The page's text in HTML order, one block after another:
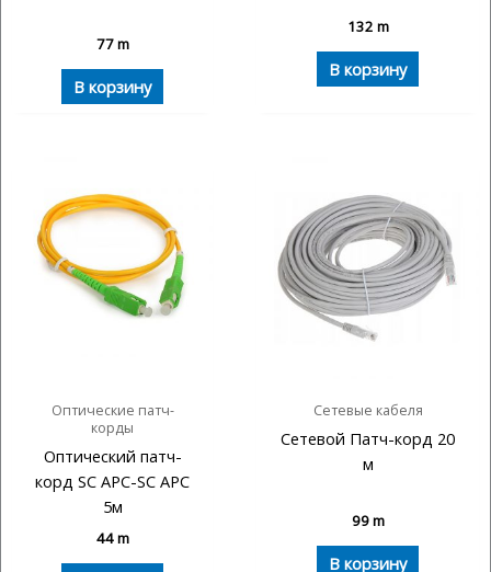
77m
В корзину
132 m
В корзину
Оптические патч-
корды
Оптический патч-
корд SC APC-SC APC
5м
44m
Сетевые кабеля
Сетевой Патч-корд 20
м
99m
В корзину